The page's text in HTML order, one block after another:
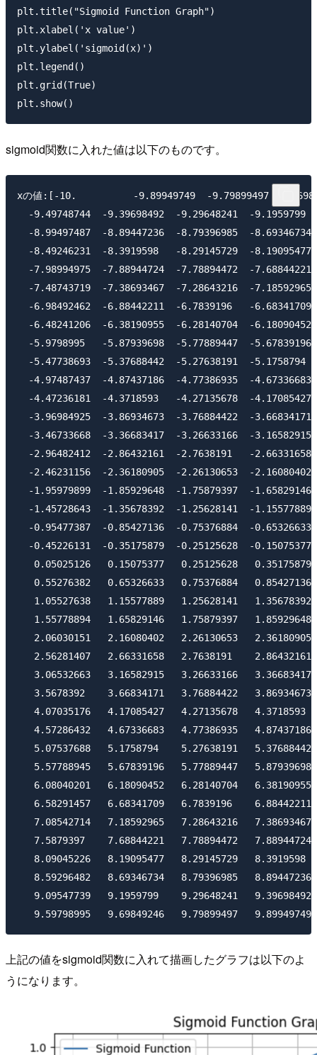
plt.title("Sigmoid Function Graph")
plt.xlabel('x value')
plt.ylabel('sigmoid(x)')
plt.legend()
plt.grid(True)
sigmoid関数に入れた値は以下のものです。
xの値:[-10.          -9.89949749  -9.79899497  -
-9.49748744  -9.39698492  -9.29648241  -9.1959799
-8.99497487  -8.89447236  -8.79396985  -8.69346734
-8.49246231  -8.3919598   -8.29145729  -8.19095477
-7.98994975  -7.88944724  -7.78894472  -7.68844221
-7.48743719  -7.38693467  -7.28643216  -7.18592965
-6.98492462  -6.88442211  -6.7839196   -6.68341709
-6.48241206  -6.38190955  -6.28140704  -6.18090452
-5.9798995   -5.87939698  -5.77889447  -5.67839196
-5.47738693  -5.37688442  -5.27638191  -5.1758794
-4.97487437  -4.87437186  -4.77386935  -4.67336683
-4.47236181  -4.3718593   -4.27135678  -4.17085427
-3.96984925  -3.86934673  -3.76884422  -3.66834171
-3.46733668  -3.36683417  -3.26633166  -3.16582915
-2.96482412  -2.86432161  -2.7638191   -2.66331658
-2.46231156  -2.36180905  -2.26130653  -2.16080402
-1.95979899  -1.85929648  -1.75879397  -1.65829146
-1.45728643  -1.35678392  -1.25628141  -1.15577889
-0.95477387  -0.85427136  -0.75376884  -0.65326633
-0.45226131  -0.35175879  -0.25125628  -0.15075377
0.05025126   0.15075377   0.25125628   0.35175879
0.55276382   0.65326633   0.75376884   0.85427136
1.05527638   1.15577889   1.25628141   1.35678392
1.55778894   1.65829146   1.75879397   1.85929648
2.06030151   2.16080402   2.26130653   2.36180905
2.56281407   2.66331658   2.7638191    2.86432161
3.06532663   3.16582915   3.26633166   3.36683417
3.5678392    3.66834171   3.76884422   3.86934673
4.07035176   4.17085427   4.27135678   4.3718593
4.57286432   4.67336683   4.77386935   4.87437186
5.07537688   5.1758794    5.27638191   5.37688442
5.57788945   5.67839196   5.77889447   5.87939698
6.08040201   6.18090452   6.28140704   6.38190955
6.58291457   6.68341709   6.7839196    6.88442211
7.08542714   7.18592965   7.28643216   7.38693467
7.5879397    7.68844221   7.78894472   7.88944724
8.09045226   8.19095477   8.29145729   8.3919598
8.59296482   8.69346734   8.79396985   8.89447236
9.09547739   9.1959799    9.29648241   9.39698492
上記の値をsigmoid関数に入れて描画したグラフは以下のよ
うになります。